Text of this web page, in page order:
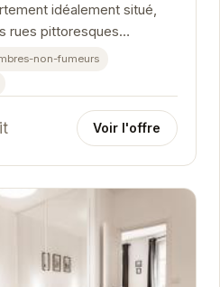
idéalement situé,
rues pittoresques
est un atout majeur,
non-fumeurs
Voir l'offre